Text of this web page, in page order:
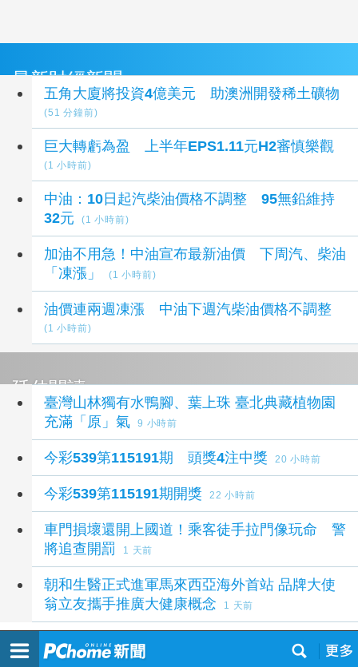
最新財經新聞
五角大廈將投資4億美元 助澳洲開發稀土礦物
(51 分鐘前)
巨大轉虧為盈 上半年EPS1.11元H2審慎樂觀
(1 小時前)
中油：10日起汽柴油價格不調整 95無鉛維持
32元
(1 小時前)
加油不用急！中油宣布最新油價 下周汽、柴油
「凍漲」
(1 小時前)
油價連兩週凍漲 中油下週汽柴油價格不調整
(1 小時前)
延伸閱讀
臺灣山林獨有水鴨腳、葉上珠 臺北典藏植物園
充滿「原」氣
9 小時前
今彩539第115191期 頭獎4注中獎 20 小時前
今彩539第115191期開獎 22 小時前
車門損壞還開上國道！乘客徒手拉門像玩命 警
將追查開罰
1 天前
朝和生醫正式進軍馬來西亞海外首站 品牌大使
翁立友攜手推廣大健康概念
1 天前